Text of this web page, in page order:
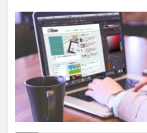
ップバイ
ステップ
で
Photoshop
のすべて
を学ぼう
ロゴ
制作やレ
イアウト
に強み！
Illustrator
を利用し
たWebデ